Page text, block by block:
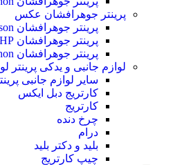
پرینتر جوهرافشان عکس
پرینتر جوهرافشان Epson
پرینتر جوهرافشان HP
پرینتر جوهرافشان Canon
لوازم جانبی و یدکی پرینتر
سایر لوازم جانبی
کارتریج دبل ایکس
کارتریج
چرخ دنده
درام
بلید و دکتر بلید
چیپ کارتریج